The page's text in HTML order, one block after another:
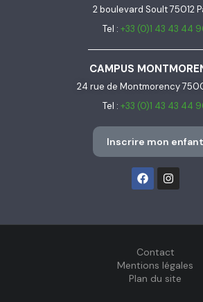
2 boulevard Soult 75012
Tel : +33 (0)1 43 43 44
CAMPUS
24 rue de Montmorency
Tel : +33 (0)1 43 43 44
Inscrire mon enfant
Contact
Mentions légales
Plan du site